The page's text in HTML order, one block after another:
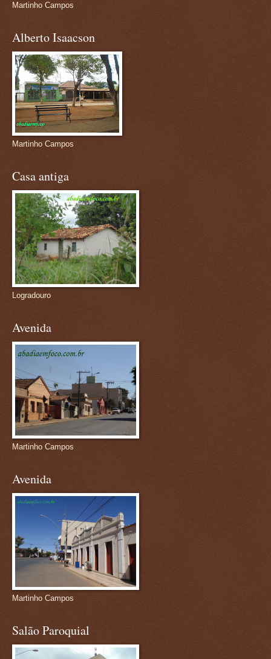
Martinho Campos
Alberto Isaacson
Martinho Campos
Casa antiga
Logradouro
Avenida
Martinho Campos
Avenida
Martinho Campos
Salão Paroquial